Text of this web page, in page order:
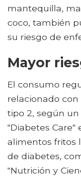
mantequilla,
coco, también
su riesgo de
Mayor
El consumo
relacionado
tipo 2, según
"Diabetes Care"
alimentos fritos
de diabetes,
"Nutrición y